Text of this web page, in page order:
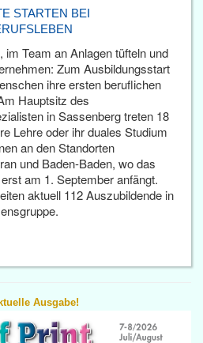
STARTEN BEI
im Team an Anlagen tüfteln und
Zum Ausbildungsstart
ihre ersten beruflichen
Hauptsitz des
in Sassenberg treten 18
Lehre oder ihr duales Studium
an den Standorten
und Baden-Baden, wo das
am 1. September anfängt.
aktuell 112 Auszubildende in
Ausgabe!